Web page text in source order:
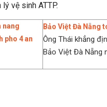
lý vệ sinh ATTP.
Bảo Việt Đà Nẵng
Ông Thái khẳng
Bảo Việt Đà Nẵng